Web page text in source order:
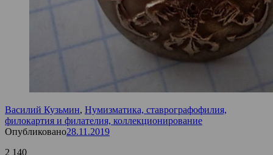
Василий Кузьмин, Нумизматика, ставрографофилия,
филокартия и филателия, коллекционирование
Опубликовано28.11.2019
2 140